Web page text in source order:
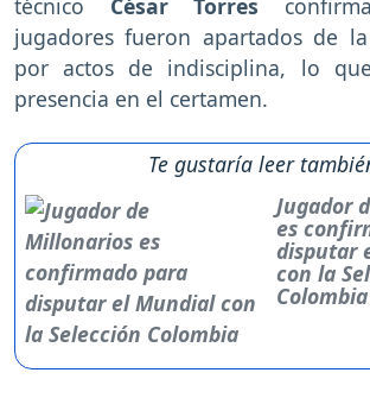
técnico César Torres
jugadores fueron apartados de
por actos de indisciplina, lo
presencia en el certamen.
Te gustaría leer
Jugador
es
disputar
con la
Colombia